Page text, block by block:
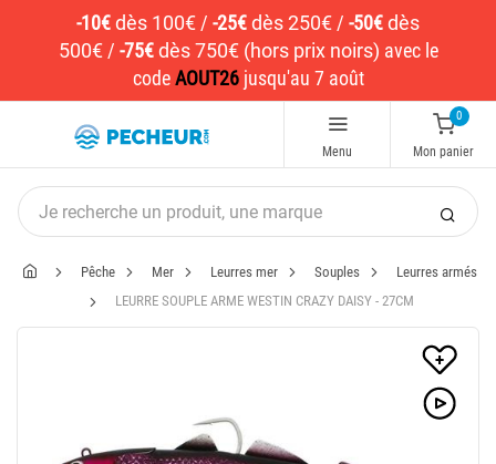
-10€dès 100€ / -25€dès 250€ / -50€dès
500€/ -75€ dès 750€ (hors prix noirs) avec le
codeAOUT26jusqu'au 7 août
Menu
0
Mon panier
Pêche Mer Leurres mer Souples
Leurres armés
LEURRE SOUPLE ARME WESTIN CRAZY DAISY - 27CM